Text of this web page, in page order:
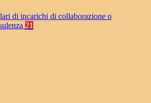
di incarichi di collaborazione o
21